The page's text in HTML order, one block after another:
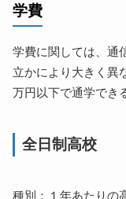
学費
学費に関しては、通
立かにより大きく異
万円以下で通学でき
全日制高校
種別：１年あたりの